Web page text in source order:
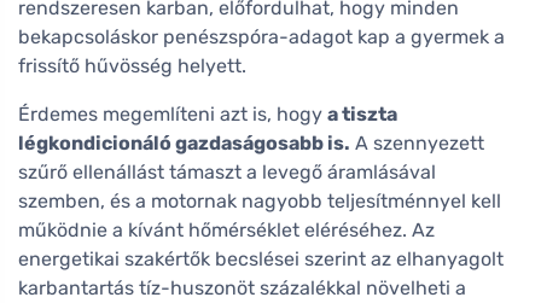
rendszeresen karban, előfordulhat, hogy minden
bekapcsoláskor penészspóra-adagot kap a gyermek a
frissítő hűvösség helyett.
Érdemes megemlíteni azt is, hogy a tiszta
légkondicionáló gazdaságosabb is. A szennyezett
szűrő ellenállást támaszt a levegő áramlásával
szemben, és a motornak nagyobb teljesítménnyel kell
működnie a kívánt hőmérséklet eléréséhez. Az
energetikai szakértők becslései szerint az elhanyagolt
karbantartás tíz-huszonöt százalékkal növelheti a